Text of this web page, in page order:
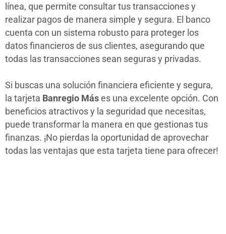
línea, que permite consultar tus transacciones y
realizar pagos de manera simple y segura. El banco
cuenta con un sistema robusto para proteger los
datos financieros de sus clientes, asegurando que
todas las transacciones sean seguras y privadas.
Si buscas una solución financiera eficiente y segura,
la tarjeta Banregio Más es una excelente opción. Con
beneficios atractivos y la seguridad que necesitas,
puede transformar la manera en que gestionas tus
finanzas. ¡No pierdas la oportunidad de aprovechar
todas las ventajas que esta tarjeta tiene para ofrecer!